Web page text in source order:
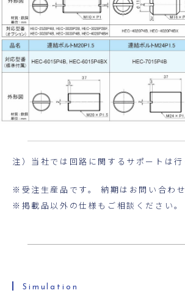
注）当社では回路に関するサポートは行
※受注生産品です。 納期はお問い合わせ
※掲載品以外の仕様もご相談ください。